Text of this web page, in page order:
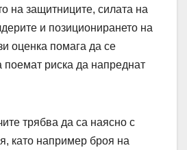
на защитниците, силата на
и позиционирането на
оценка помага да се
поемат риска да напреднат
трябва да са наясно с
като например броя на